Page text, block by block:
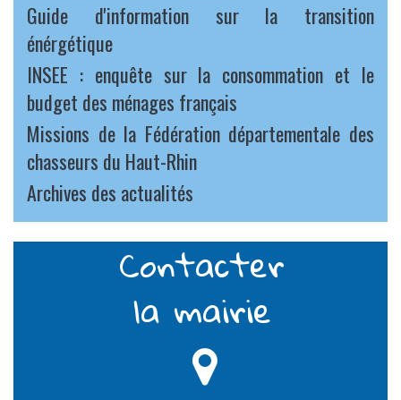
Guide d'information sur la transition
énérgétique
INSEE : enquête sur la consommation et le
budget des ménages français
Missions de la Fédération départementale des
chasseurs du Haut-Rhin
Archives des actualités
Contacter
la mairie